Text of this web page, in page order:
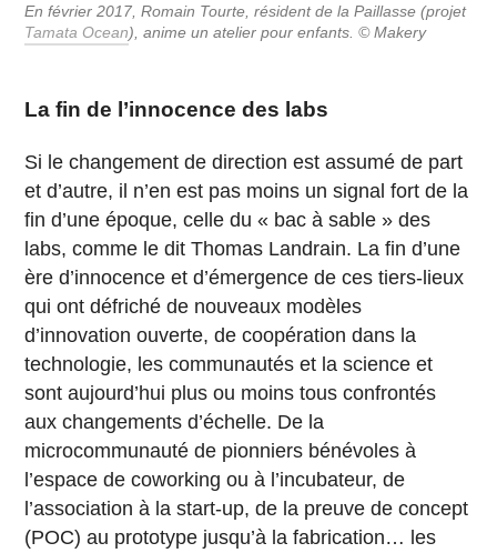
En février 2017, Romain Tourte, résident de la Paillasse (projet
Tamata Ocean), anime un atelier pour enfants. © Makery
La fin de l’innocence des labs
Si le changement de direction est assumé de part
et d’autre, il n’en est pas moins un signal fort de la
fin d’une époque, celle du « bac à sable » des
labs, comme le dit Thomas Landrain. La fin d’une
ère d’innocence et d’émergence de ces tiers-lieux
qui ont défriché de nouveaux modèles
d’innovation ouverte, de coopération dans la
technologie, les communautés et la science et
sont aujourd’hui plus ou moins tous confrontés
aux changements d’échelle. De la
microcommunauté de pionniers bénévoles à
l’espace de coworking ou à l’incubateur, de
l’association à la start-up, de la preuve de concept
(POC) au prototype jusqu’à la fabrication… les